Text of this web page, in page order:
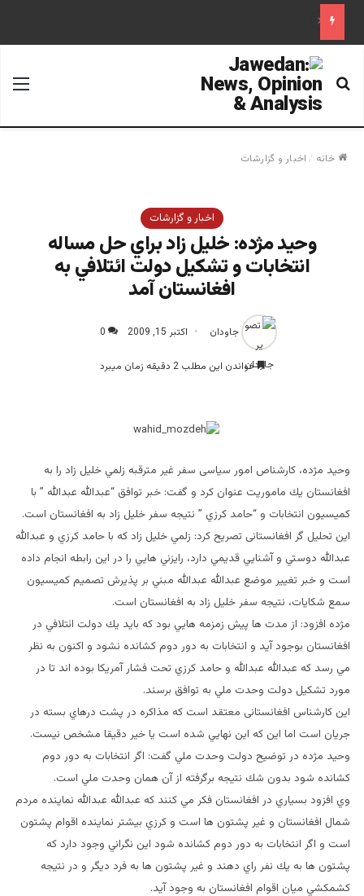
علم تاریخ
جستجو برای
خانه / اخبار و گزارشات
اخبار و گزارشات
وحید مژده: خليل زاد براي حل مساله
انتخابات و تشكيل دولت ائتلافي به
افغانستان آمد
جاودان اکتبر 15, 2009 0
خواندن این مطلب 2 دقیقه زمان میبرد
وحید مژده، کارشناص امور سیاسی سفر غير مترقبه زلمي خليل زاد را به
افغانستان يك ماموريت عنوان كرد و گفت: خبر توافق “عبدالله عبدالله ” با
كميسيون انتخابات و “حامد كرزي ” نتيجه سفر خليل زاد به افغانستان است.
اين تحليل گر افغانستانی تصريح كرد: زلمي خليل زاد كه با حامد كرزي و عبدالله
عبدالله دوستي و آشنايي قديمي دارد، رايزني هايي را در اين رابطه انجام داده
است و خبر تغيير موضع عبدالله عبدالله مبني بر پذيرش تصميم كميسيون
سمع شكايات، نتيجه سفر خليل زاد به افغانستان است.
مژده افزود: از مدت ها پيش زمزمه هايي بود كه بايد يك دولت ائتلافي در
افغانستان بوجود آيد و انتخابات به دور دوم كشانده نشود و اكنون به نظر
مي رسد كه عبدالله عبدالله و حامد كرزي تحت فشار آمريكا بوده اند تا در
مورد تشكيل دولت وحدت ملي به توافق برسند.
اين كارشناس افغانستانی معتقد است كه مذاكره در پشت درهاي بسته در
جريان است اما اين كه اين نهايي شده است يا خير دقيقا مشخص نيست.
وحيد مژده در توضيح دولت وحدت ملي گفت: اگر انتخابات به دور دوم
كشانده شود بدون شك نتيجه برگرفته از آن همان وحدت ملي است.
وي افزود بسياري در افغانستان فكر مي كنند كه عبدالله عبدالله نماينده مردم
شمال افغانستان و غير پشتون ها است و كرزي بيشتر نماينده اقوام پشتون
است و اگر انتخابات به دور دوم كشانده شود اين نگراني وجود دارد كه
پشتون ها به يك نفر راي دهند و غير پشتون ها به فرد ديگر و در نتيجه
كشمكشي ميان اقوام افغانستان به وجود آيد.